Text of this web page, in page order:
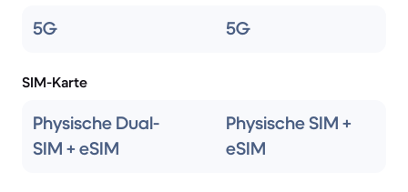
5G 5G
SIM-Karte
Physische Dual-
SIM + eSIM
Physische SIM +
eSIM